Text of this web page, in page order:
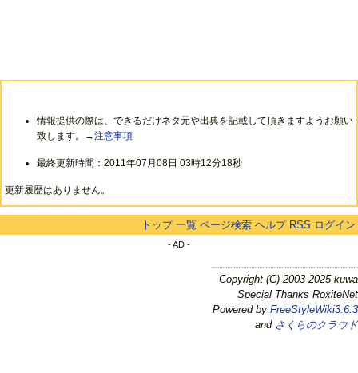
情報提供の際は、できるだけネタ元や出典を記載して頂きますようお願い
致します。→注意事項
最終更新時間：2011年07月08日 03時12分18秒
更新履歴はありません。
トップ 一覧 ページ検索 ヘルプ RSS ログイン
- AD -
Copyright (C) 2003-2025 kuwa
Special Thanks RoxiteNet
Powered by FreeStyleWiki3.6.3
and さくらのクラウド